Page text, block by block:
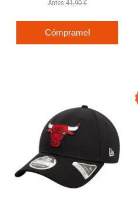
Antes 41,90 €
Cómprame!